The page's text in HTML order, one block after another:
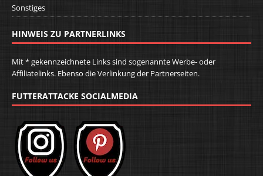
Sonstiges
HINWEIS ZU PARTNERLINKS
Mit * gekennzeichnete Links sind sogenannte Werbe- oder
Affiliatelinks. Ebenso die Verlinkung der Partnerseiten.
FUTTERATTACKE SOCIALMEDIA